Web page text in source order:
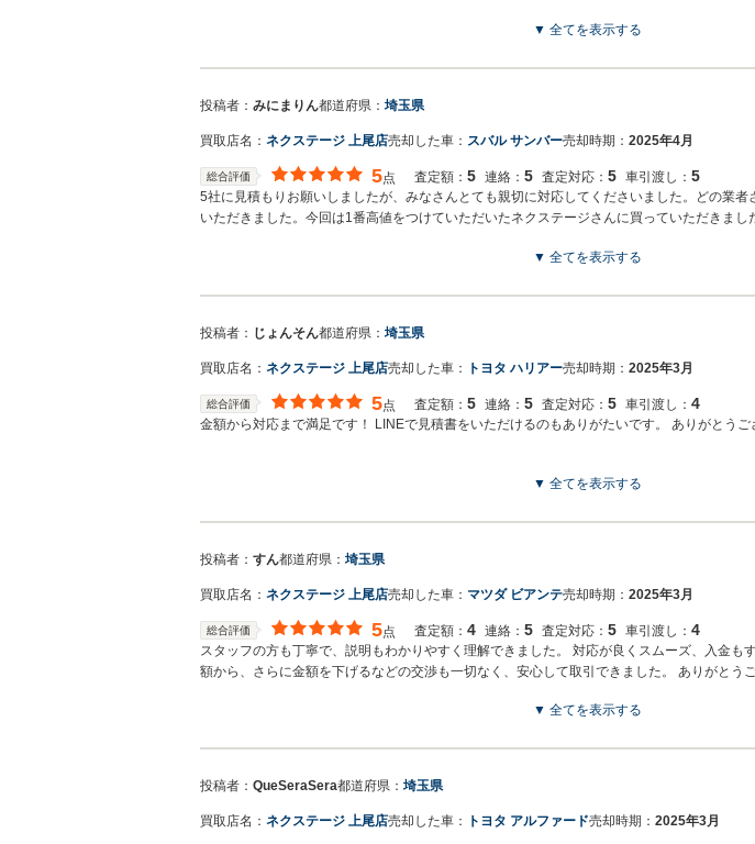
ば、今現在はJPUC加入店の大手のお店なら安心との事。営業のYさんも身なり、話し方、質
しているから、他社よりちょっと高めの値段設定だったのかと納得しました。７社からの何
が、時給と考えれば全然Ｏｋでした。
▼ 全てを表示する
投稿者： みにまりん都道府県： 埼玉県
買取店名： ネクステージ 上尾店売却した車： スバル サンバー売却時期： 2025年4月
総合評価 5点 査定額： 5 連絡： 5 査定対応： 5 車引渡し： 5
5社に見積もりお願いしましたが、みなさんとても親切に対応してくださいました。どの業
いただきました。今回は1番高値をつけていただいたネクステージさんに買っていただきまし
▼ 全てを表示する
投稿者： じょんそん都道府県： 埼玉県
買取店名： ネクステージ 上尾店売却した車： トヨタ ハリアー売却時期： 2025年3月
総合評価 5点 査定額： 5 連絡： 5 査定対応： 5 車引渡し： 4
金額から対応まで満足です！ LINEで見積書をいただけるのもありがたいです。 ありがとうご
▼ 全てを表示する
投稿者： すん都道府県： 埼玉県
買取店名： ネクステージ 上尾店売却した車： マツダ ビアンテ売却時期： 2025年3月
総合評価 5点 査定額： 4 連絡： 5 査定対応： 5 車引渡し： 4
スタッフの方も丁寧で、説明もわかりやすく理解できました。 対応が良くスムーズ、入金も
額から、さらに金額を下げるなどの交渉も一切なく、安心して取引できました。 ありがとうご
▼ 全てを表示する
投稿者： QueSeraSera都道府県： 埼玉県
買取店名： ネクステージ 上尾店売却した車： トヨタ アルファード売却時期： 2025年3月